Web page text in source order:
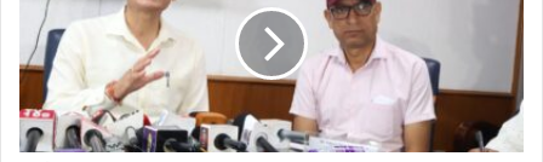
म
ष
णा
ला
बा
री
रो